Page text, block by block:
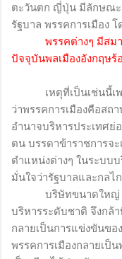
ตะวันตก ญี่ปุ่น มีลักษณะ
รัฐบาล พรรคการเมือง
พรรคต่างๆ มีส
ปัจจุบันพลเมืองอังกฤษร้
เหตุที่เป็นเช่นนี้
ว่าพรรคการเมืองคือสถ
อำนาจบริหารประเทศย่
ตน บรรดาข้าราชการจ
ตำแหน่งต่างๆ ในระบบ
มั่นใจว่ารัฐบาลและกลไ
บริษัทขนาดใหญ่ ผู้มี
บริหารระดับชาติ จึงกล้า
กลายเป็นการแข่งขันขอ
พรรคการเมืองกลายเป็